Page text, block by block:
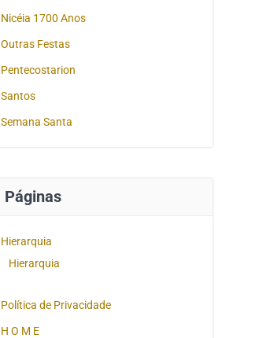
Nicéia 1700 Anos
Outras Festas
Pentecostarion
Santos
Semana Santa
Páginas
Hierarquia
Hierarquia
Política de Privacidade
H O M E